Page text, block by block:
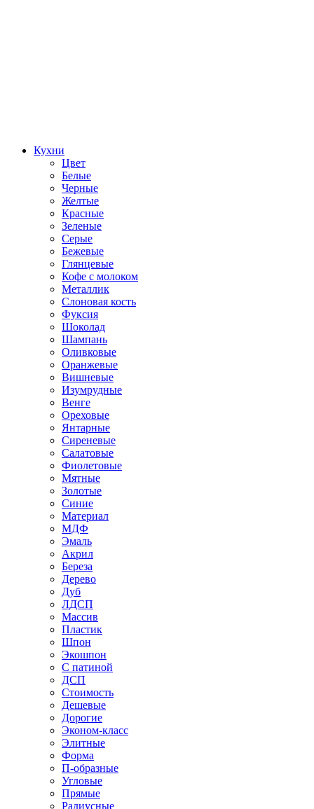
Кухни
Цвет
Белые
Черные
Желтые
Красные
Зеленые
Серые
Бежевые
Глянцевые
Кофе с молоком
Металлик
Слоновая кость
Фуксия
Шоколад
Шампань
Оливковые
Оранжевые
Вишневые
Изумрудные
Венге
Ореховые
Янтарные
Сиреневые
Салатовые
Фиолетовые
Мятные
Золотые
Синие
Материал
МДФ
Эмаль
Акрил
Береза
Дерево
Дуб
ЛДСП
Массив
Пластик
Шпон
Экошпон
С патиной
ДСП
Стоимость
Дешевые
Дорогие
Эконом-класс
Элитные
Форма
П-образные
Угловые
Прямые
Радиусные